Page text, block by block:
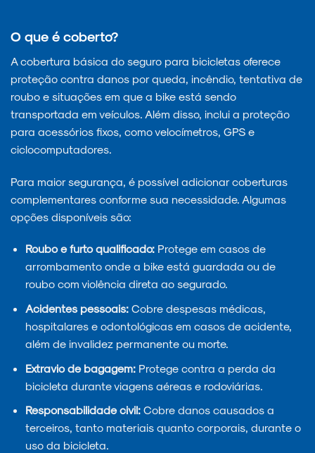
O que é coberto?
A cobertura básica do seguro para bicicletas oferece
proteção contra danos por queda, incêndio, tentativa de
roubo e situações em que a bike está sendo
transportada em veículos. Além disso, inclui a proteção
para acessórios fixos, como velocímetros, GPS e
ciclocomputadores.
Para maior segurança, é possível adicionar coberturas
complementares conforme sua necessidade. Algumas
opções disponíveis são:
Roubo e furto qualificado:Protege em casos de
arrombamento onde a bike está guardada ou de
roubo com violência direta ao segurado.
Acidentes pessoais:Cobre despesas médicas,
hospitalares e odontológicas em casos de acidente,
além de invalidez permanente ou morte.
Extravio de bagagem:Protege contra a perda da
bicicleta durante viagens aéreas e rodoviárias.
Responsabilidade civil:Cobre danos causados a
terceiros, tanto materiais quanto corporais, durante o
uso da bicicleta.